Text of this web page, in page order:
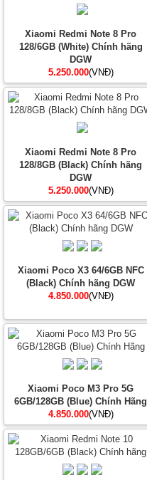
Xiaomi Redmi Note 8 Pro
128/6GB (White) Chính hãng
DGW
5.250.000(VNĐ)
Xiaomi Redmi Note 8 Pro
128/8GB (Black) Chính hãng
DGW
5.250.000(VNĐ)
Xiaomi Poco X3 64/6GB NFC
(Black) Chính hãng DGW
4.850.000(VNĐ)
Xiaomi Poco M3 Pro 5G
6GB/128GB (Blue) Chính Hãng
4.850.000(VNĐ)